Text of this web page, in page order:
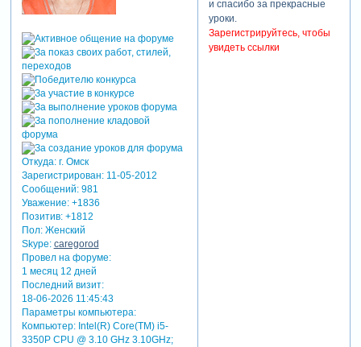
Откуда:г. Омск
Зарегистрирован: 11-05-2012
Сообщений:981
Уважение: +1836
Позитив: +1812
Пол:Женский
Skype: caregorod
Провел на форуме:
1 месяц 12 дней
Последний визит:
18-06-2026 11:45:43
Параметры компьютера:
Компьютер: Intel(R) Core(TM) i5-
3350P CPU @ 3.10 GHz 3.10GHz;
и спасибо за прекрасные
уроки.
Зарегистрируйтесь, чтобы
увидеть ссылки